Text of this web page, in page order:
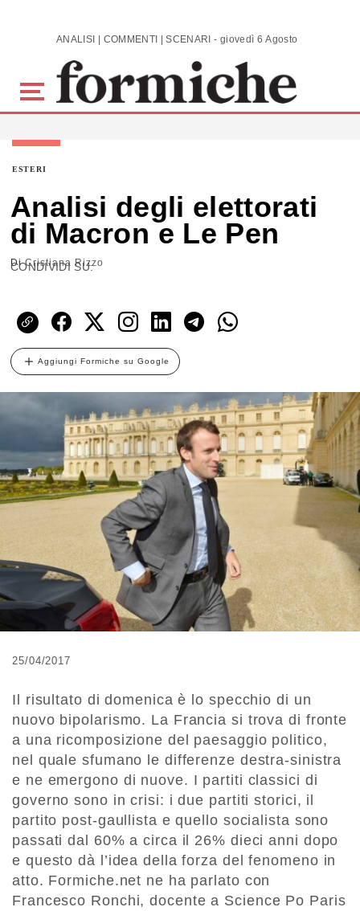
Skip to main content ANALISI | COMMENTI | SCENARI - giovedì 6 Agosto 2026
ESTERI
Analisi degli elettorati
di Macron e Le Pen
DiCristiana Rizzo
CONDIVIDI SU:
Aggiungi Formiche su Google
25/04/2017
Il risultato di domenica è lo specchio di un
nuovo bipolarismo. La Francia si trova di fronte
a una ricomposizione del paesaggio politico,
nel quale sfumano le differenze destra-sinistra
e ne emergono di nuove. I partiti classici di
governo sono in crisi: i due partiti storici, il
partito post-gaullista e quello socialista sono
passati dal 60% a circa il 26% dieci anni dopo
e questo dà l’idea della forza del fenomeno in
atto. Formiche.net ne ha parlato con
Francesco Ronchi, docente a Science Po Paris